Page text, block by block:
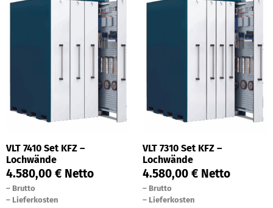
VLT 7410 Set KFZ –
Lochwände
4.580,00 € Netto
– Brutto
– Lieferkosten
VLT 7310 Set KFZ –
Lochwände
4.580,00 € Netto
– Brutto
– Lieferkosten